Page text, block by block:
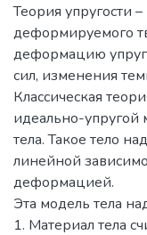
Теория упругости
деформируемого
деформацию
сил, изменения
Классическая
идеально-
тела. Такое тело
линейной
деформацией.
Эта модель тела
1. Материал тела